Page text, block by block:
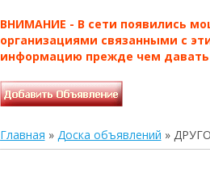
ВНИМАНИЕ - В сети появились
организациями связанными с
информацию прежде чем
Главная » Доска объявлений »